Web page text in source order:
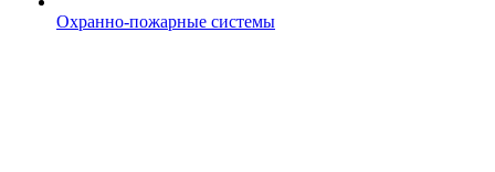
Охранно-пожарные системы